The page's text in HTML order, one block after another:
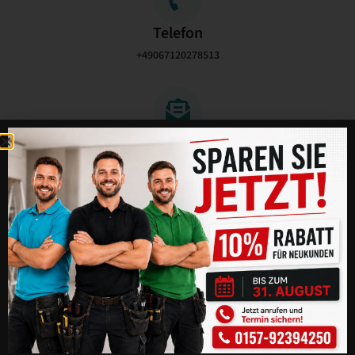
Telefon
+49067120278513
E-Mail Adresse
info@bad-kreuznach-taubenabwehrprofis.de
Immer vor Ort für Sie tätig!